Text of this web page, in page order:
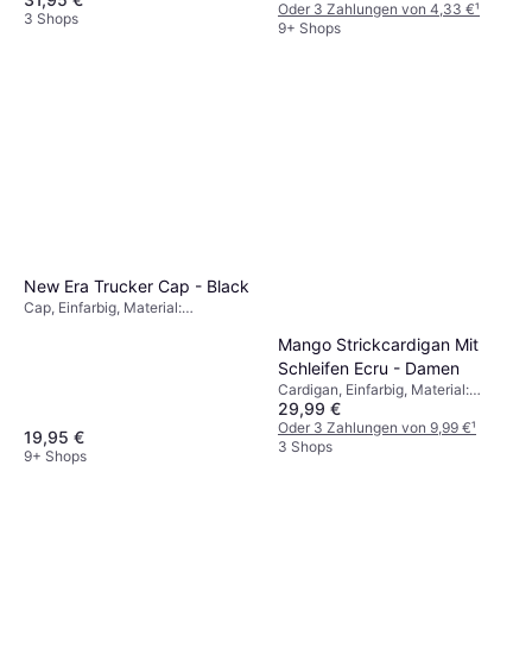
Atmungsaktiv, Shaping
3 Shops
Oder 3 Zahlungen von 4,33 €¹
9+ Shops
New Era Trucker Cap - Black
Cap, Einfarbig, Material:
19,95 €
9+ Shops
Mango Strickcardigan Mit
Schleifen Ecru - Damen
Cardigan, Einfarbig, Material:
Wolle, Jersey
29,99 €
Oder 3 Zahlungen von 9,99 €¹
3 Shops